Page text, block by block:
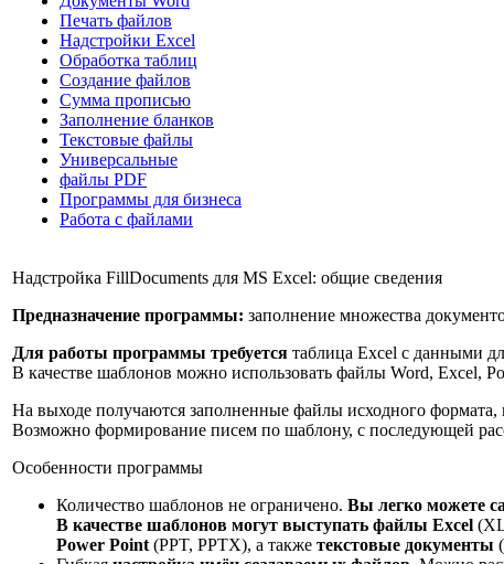
Печать файлов
Надстройки Excel
Обработка таблиц
Создание файлов
Сумма прописью
Заполнение бланков
Текстовые файлы
Универсальные
файлы PDF
Программы для бизнеса
Работа с файлами
Надстройка FillDocuments для MS Excel: общие сведения
Предназначение программы: заполнение множества
Для работы программы требуется таблица Excel с данными
В качестве шаблонов можно использовать файлы Word, Excel,
На выходе получаются заполненные файлы исходного формата,
Возможно формирование писем по шаблону, с последующей
Особенности программы
Количество шаблонов не ограничено. Вы легко можете
В качестве шаблонов могут выступать файлы Excel
Power Point (PPT, PPTX), а также текстовые документы